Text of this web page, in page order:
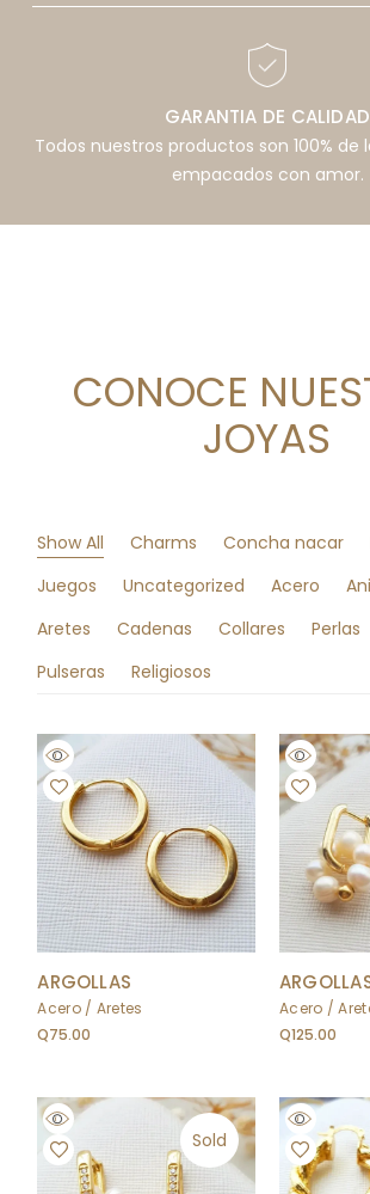
GARANTIA DE CALIDAD
Todos nuestros productos son 100% de
empacados con amor.
CONOCE
JOYAS
Show All Charms Concha nacar
Juegos
Uncategorized Acero
Aretes
Cadenas Collares Perlas
Pulseras
Religiosos
ARGOLLAS
Acero
Aretes
Q75.00
Acero
Q125.00
Sold